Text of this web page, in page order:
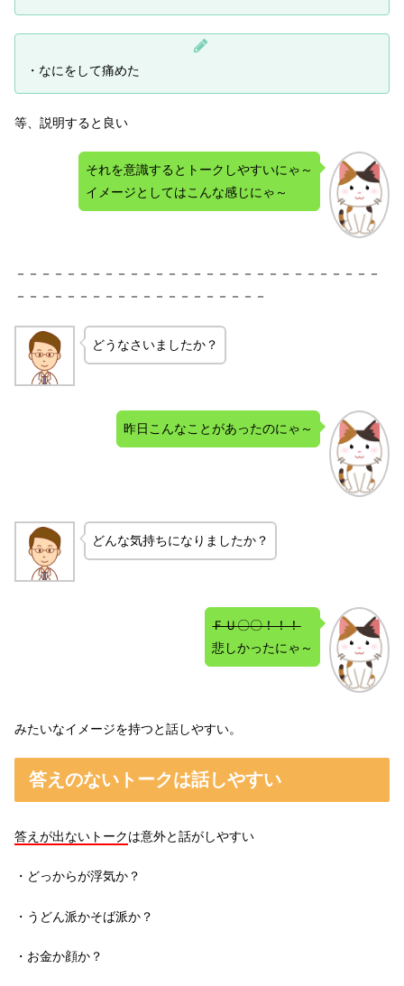
・なにをして痛めた
等、説明すると良い
それを意識するとトークしやすいにゃ～
イメージとしてはこんな感じにゃ～
－－－－－－－－－－－－－－－－－－－－－－－－－－－－－
－－－－－－－－－－－－－－－－－－－－
どうなさいましたか？
昨日こんなことがあったのにゃ～
どんな気持ちになりましたか？
ＦＵ〇〇！！！
悲しかったにゃ～
みたいなイメージを持つと話しやすい。
答えのないトークは話しやすい
答えが出ないトークは意外と話がしやすい
・どっからが浮気か？
・うどん派かそば派か？
・お金か顔か？